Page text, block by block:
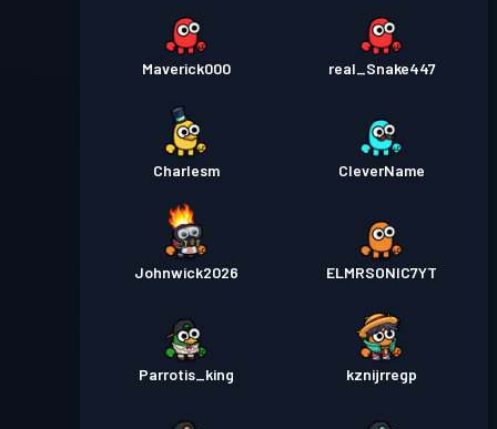
Maverick000 real_Snake447
Charlesm CleverName
Johnwick2026 ELMRSONIC7YT
Parrotis_king kznijrregp